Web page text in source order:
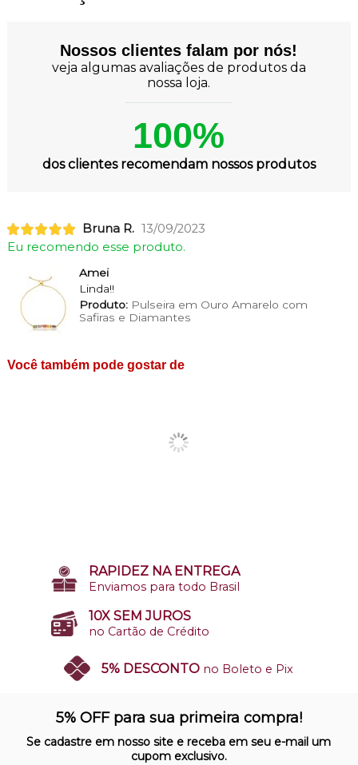
Nossos clientes falam por nós!
veja algumas avaliações de produtos da
nossa loja.
100%
dos clientes recomendam nossos produtos
Bruna R. 13/09/2023
Eu recomendo esse produto.
Amei
Linda!!
Produto:Pulseira em Ouro Amarelo com
Safiras e Diamantes
Você também pode gostar de
RAPIDEZ NA ENTREGA
Enviamos para todo Brasil
10X SEM JUROS
no Cartão de Crédito
5% DESCONTO no Boleto e Pix
Nosso site opera em ambiente
protegido
5% OFF para sua primeira compra!
Se cadastre em nosso site e receba em seu e-mail um
cupom exclusivo.